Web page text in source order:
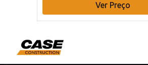
Ver Preço